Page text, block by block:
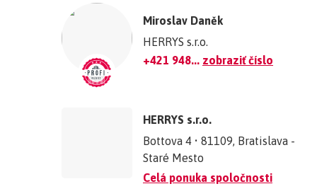
© Text a fotografie sú autorským dielom a
Telekomunikácie:
Miroslav Daněk
HERRYS s.r.o.
+421 948... zobraziť číslo
HERRYS s.r.o.
Bottova 4 • 81109, Bratislava -
Staré Mesto
Celá ponuka spoločnosti